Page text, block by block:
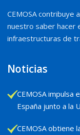
CEMOSA contribuye
nuestro saber hacer
infraestructuras de
Noticias
CEMOSA impulsa
España junto a la
CEMOSA obtiene